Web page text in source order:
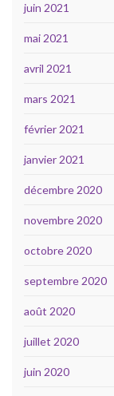
juin 2021
mai 2021
avril 2021
mars 2021
février 2021
janvier 2021
décembre 2020
novembre 2020
octobre 2020
septembre 2020
août 2020
juillet 2020
juin 2020